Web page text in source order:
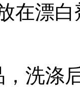
在漂
涤后